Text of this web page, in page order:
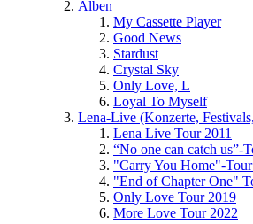
Alben
My Cassette Player
Good News
Stardust
Crystal Sky
Only Love, L
Loyal To Myself
Lena-Live (Konzerte,
Lena Live Tour 2011
“No one can catch us”-
"Carry You Home"-
"End of Chapter One"
Only Love Tour 2019
More Love Tour 2022